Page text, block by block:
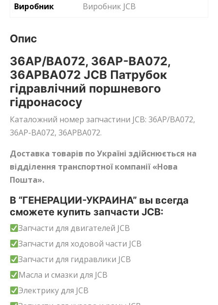
Виробник
Виробник JCB
Опис
36AP/BA072, 36AP-BA072,
36APBA072 JCB Патрубок
гідравлічний поршневого
гідронасосу
Каталожний номер запчастини JCB: 36AP/BA072,
36AP-BA072, 36APBA072.
Доставка товарів по Україні здійснюється на
відділення транспортної компанії «Нова
Пошта».
В “ГЕНЕРАЦИИ-УКРАИНА” вы всегда
сможете купить запчасти JCB:
Запчасти для двигателей JCB
Запчасти для ходовой части JCB
Запчасти для гидравлики JCB
Масла и смазки для JCB
Электрику для JCB